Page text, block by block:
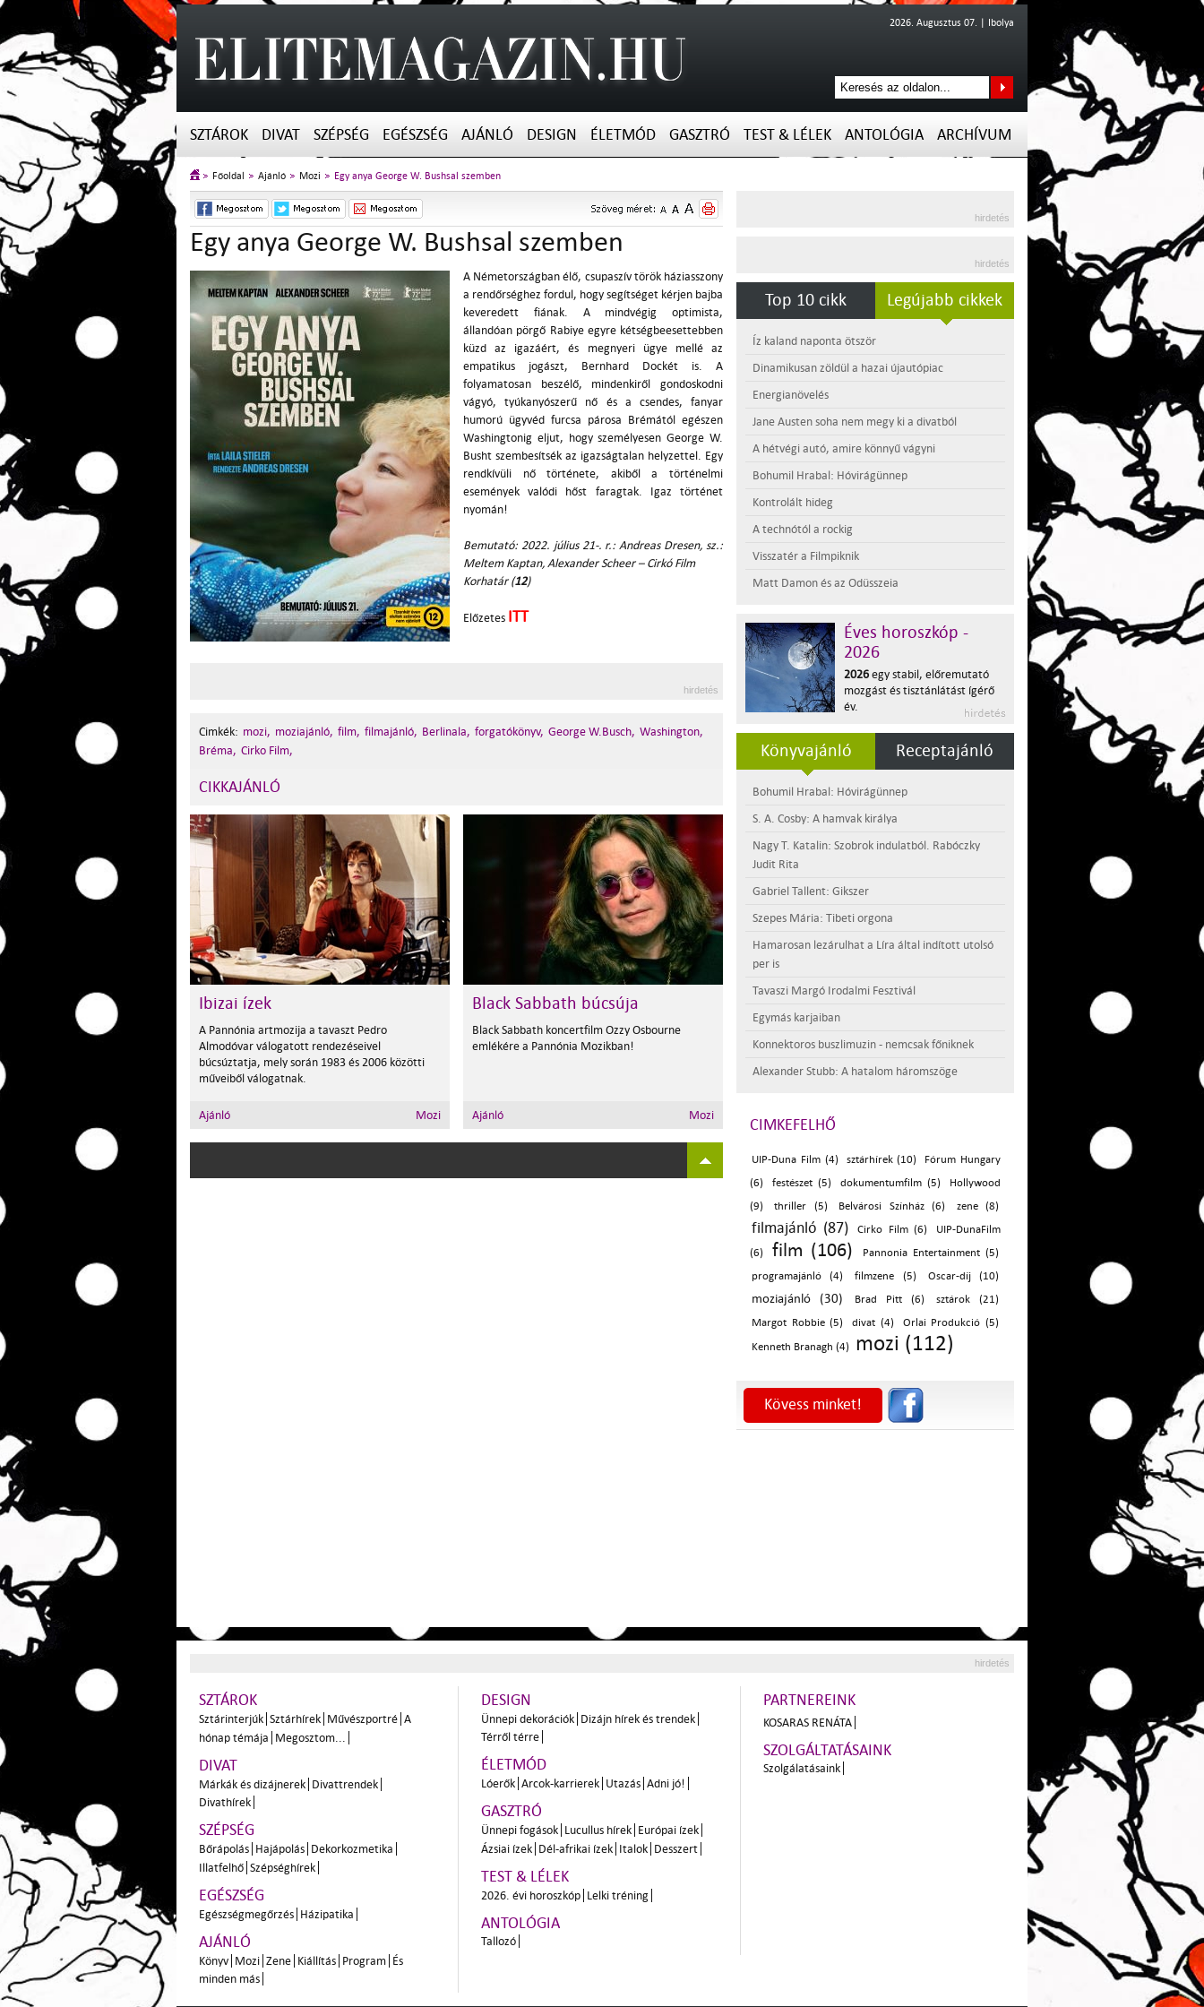
2026. Augusztus 07. | Ibolya
SZTÁROK DIVAT SZÉPSÉG EGÉSZSÉG AJÁNLÓ DESIGN ÉLETMÓD GASZTRÓ TEST & LÉLEK ANTOLÓGIA ARCHÍVUM
Főoldal Ajánló Mozi Egy anya George W. Bushsal szemben
Egy anya George W. Bushsal szemben
A Németországban élő, csupaszív török háziasszony
a rendőrséghez fordul, hogy segítséget kérjen bajba
keveredett fiának. A mindvégig optimista,
állandóan pörgő Rabiye egyre kétségbeesettebben
küzd az igazáért, és megnyeri ügye mellé az
empatikus jogászt, Bernhard Dockét is. A
folyamatosan beszélő, mindenkiről gondoskodni
vágyó, tyúkanyószerű nő és a csendes, fanyar
humorú ügyvéd furcsa párosa Brémától egészen
Washingtonig eljut, hogy személyesen George W.
Busht szembesítsék az igazságtalan helyzettel. Egy
rendkívüli nő története, akiből a történelmi
események valódi hőst faragtak. Igaz történet
nyomán!
Bemutató: 2022. július 21-. r.: Andreas Dresen, sz.:
Meltem Kaptan, Alexander Scheer – Cirkó Film
Korhatár (12)
Előzetes ITT
hirdetés
Cimkék: mozi, moziajánló, film, filmajánló, Berlinala, forgatókönyv, George W.Busch, Washington,
Bréma, Cirko Film,
CIKKAJÁNLÓ
Ibizai ízek
A Pannónia artmozija a tavaszt Pedro
Almodóvar válogatott rendezéseivel
búcsúztatja, mely során 1983 és 2006 közötti
műveiből válogatnak.
Ajánló Mozi
Black Sabbath búcsúja
Black Sabbath koncertfilm Ozzy Osbourne
emlékére a Pannónia Mozikban!
Ajánló Mozi
hirdetés
hirdetés
Top 10 cikk Legújabb cikkek
Íz kaland naponta ötször
Dinamikusan zöldül a hazai újautópiac
Energianövelés
Jane Austen soha nem megy ki a divatból
A hétvégi autó, amire könnyű vágyni
Bohumil Hrabal: Hóvirágünnep
Kontrolált hideg
A technótól a rockig
Visszatér a Filmpiknik
Matt Damon és az Odüsszeia
Éves horoszkóp -
2026
2026 egy stabil, előremutató
mozgást és tisztánlátást ígérő
év.
Könyvajánló Receptajánló
Bohumil Hrabal: Hóvirágünnep
S. A. Cosby: A hamvak királya
Nagy T. Katalin: Szobrok indulatból. Rabóczky
Judit Rita
Gabriel Tallent: Gikszer
Szepes Mária: Tibeti orgona
Hamarosan lezárulhat a Líra által indított utolsó
per is
Tavaszi Margó Irodalmi Fesztivál
Egymás karjaiban
Konnektoros buszlimuzin - nemcsak főniknek
Alexander Stubb: A hatalom háromszöge
CIMKEFELHŐ
UIP-Duna Film (4) sztárhírek (10)
Fórum Hungary
(6)
festészet (5) dokumentumfilm (5)
Hollywood
(9)
thriller (5) Belvárosi Színház (6) zene (8)
filmajánló (87) Cirko Film (6)
UIP-DunaFilm
(6)
film (106)
Pannonia Entertainment (5)
programajánló (4)
filmzene (5) Oscar-díj (10)
moziajánló (30) Brad Pitt (6)
sztárok (21)
Margot Robbie (5)
divat (4) Orlai Produkció (5)
Kenneth Branagh (4) mozi (112)
Kövess minket!
hirdetés
SZTÁROK
Sztárinterjúk Sztárhírek Művészportré A
hónap témája Megosztom...
DIVAT
Márkák és dizájnerek Divattrendek
Divathírek
SZÉPSÉG
Bőrápolás Hajápolás Dekorkozmetika
Illatfelhő Szépséghírek
EGÉSZSÉG
Egészségmegőrzés Házipatika
AJÁNLÓ
Könyv Mozi Zene Kiállítás Program És
minden más
DESIGN
Ünnepi dekorációk Dizájn hírek és trendek
Térről térre
ÉLETMÓD
Lóerők Arcok-karrierek Utazás Adni jó!
GASZTRÓ
Ünnepi fogások Lucullus hírek Európai ízek
Ázsiai ízek Dél-afrikai ízek Italok Desszert
TEST & LÉLEK
2026. évi horoszkóp Lelki tréning
ANTOLÓGIA
Tallozó
PARTNEREINK
KOSARAS RENÁTA
SZOLGÁLTATÁSAINK
Szolgálatásaink